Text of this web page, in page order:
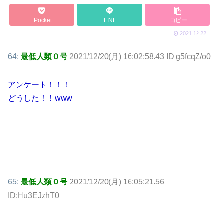
Pocket LINE コピー
2021.12.22
64: 最低人類０号 2021/12/20(月) 16:02:58.43 ID:g5fcqZ/o0
アンケート！！！
どうした！！www
65: 最低人類０号 2021/12/20(月) 16:05:21.56
ID:Hu3EJzhT0